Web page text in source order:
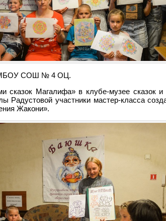
МБОУ СОШ № 4 ОЦ.
сказок Магалифа» в клубе-музее сказок
Радустовой участники мастер-класса
Жакони».